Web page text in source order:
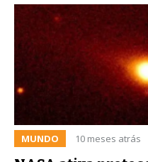
MUNDO 10 meses atrás